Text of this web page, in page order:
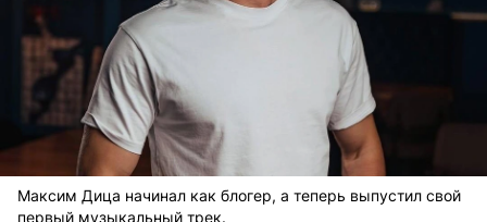
Максим Дица начинал как блогер, а теперь выпустил свой
первый музыкальный трек.